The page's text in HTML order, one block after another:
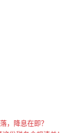
，降息在即？